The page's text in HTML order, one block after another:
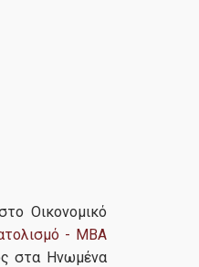
Οικονομικό
- MBA
στα Ηνωμένα